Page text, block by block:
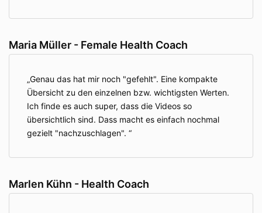
Maria Müller - Female Health Coach
Genau das hat mir noch "gefehlt". Eine kompakte
Übersicht zu den einzelnen bzw. wichtigsten Werten.
Ich finde es auch super, dass die Videos so
übersichtlich sind. Dass macht es einfach nochmal
gezielt "nachzuschlagen".
Marlen Kühn - Health Coach